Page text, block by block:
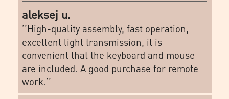
aleksej u.
’’High-quality assembly, fast operation,
excellent light transmission, it is
convenient that the keyboard and mouse
are included. A good purchase for remote
work.’’